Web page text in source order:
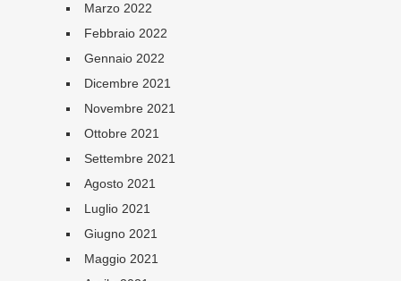
Marzo 2022
Febbraio 2022
Gennaio 2022
Dicembre 2021
Novembre 2021
Ottobre 2021
Settembre 2021
Agosto 2021
Luglio 2021
Giugno 2021
Maggio 2021